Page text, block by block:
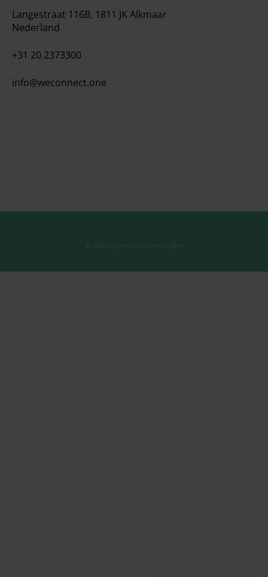
Langestraat 116B, 1811 JK Alkmaar
Nederland
+31 20 2373300
info@weconnect.one
© Alle rechten voorbehouden